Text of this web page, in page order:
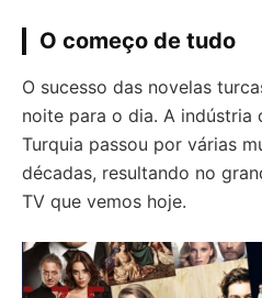
O começo de tudo
O sucesso das novelas
noite para o dia. A indústria
Turquia passou por várias
décadas, resultando no
TV que vemos hoje.